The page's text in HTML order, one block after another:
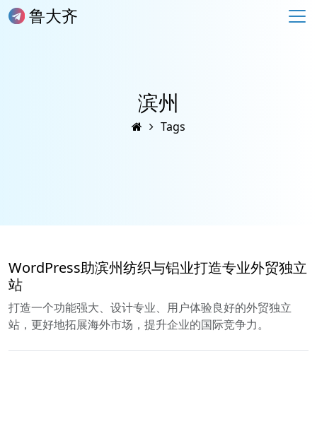
鲁大齐
滨州
Tags
WordPress助滨州纺织与铝业打造专业外贸独立
站
打造一个功能强大、设计专业、用户体验良好的外贸独立
站，更好地拓展海外市场，提升企业的国际竞争力。